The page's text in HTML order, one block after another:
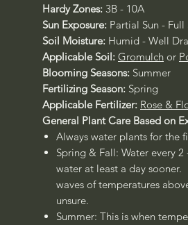
Hardy Zones: 3B - 10A
Sun Exposure: Partial Sun - Full
Soil Moisture: Humid - Well
Applicable Soil: Gromulch or
Blooming Seasons: Summer
Fertilizing Season: Spring
Applicable Fertilizer: Rose &
General Plant Care Based on
Always water plants for the
Spring & Fall: Water every
water at least a day
waves of temperatures
unsure.
Summer: This is when